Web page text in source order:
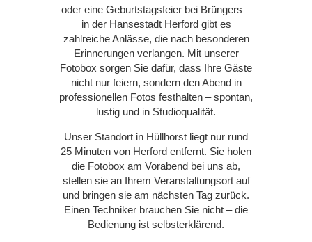
oder eine Geburtstagsfeier bei Brüngers –
in der Hansestadt Herford gibt es
zahlreiche Anlässe, die nach besonderen
Erinnerungen verlangen. Mit unserer
Fotobox sorgen Sie dafür, dass Ihre Gäste
nicht nur feiern, sondern den Abend in
professionellen Fotos festhalten – spontan,
lustig und in Studioqualität.
Unser Standort in Hüllhorst liegt nur rund
25 Minuten von Herford entfernt. Sie holen
die Fotobox am Vorabend bei uns ab,
stellen sie an Ihrem Veranstaltungsort auf
und bringen sie am nächsten Tag zurück.
Einen Techniker brauchen Sie nicht – die
Bedienung ist selbsterklärend.